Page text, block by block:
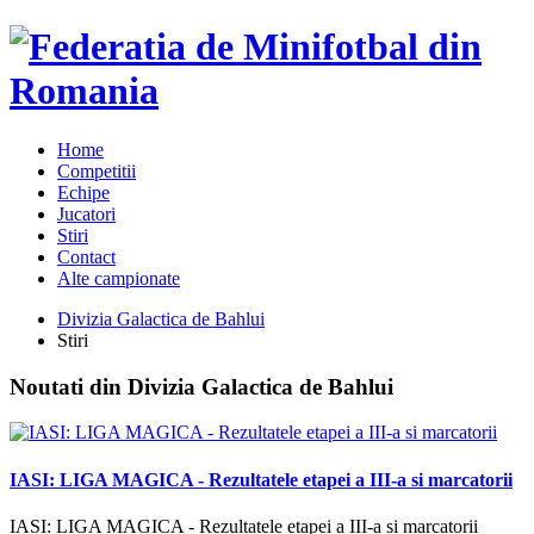
Home
Competitii
Echipe
Jucatori
Stiri
Contact
Alte campionate
Divizia Galactica de Bahlui
Stiri
Noutati din Divizia Galactica de Bahlui
IASI: LIGA MAGICA - Rezultatele etapei a III-a si marcatorii
IASI: LIGA MAGICA - Rezultatele etapei a III-a si marcatorii